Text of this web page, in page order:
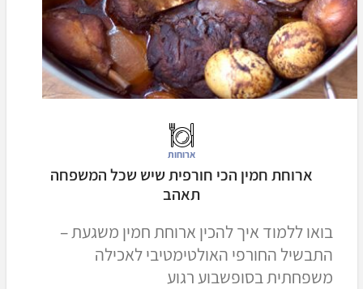
ארוחות
ארוחת חמין הכי חורפית שיש שכל המשפחה
תאהב
בואו ללמוד איך להכין ארוחת חמין משגעת –
התבשיל החורפי האולטימטיבי לאכילה
משפחתית בסופשבוע רגוע